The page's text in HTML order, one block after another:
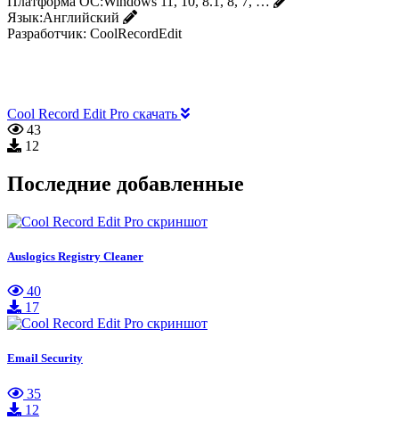
Язык:Английский
Разработчик: CoolRecordEdit
Cool Record Edit Pro скачать
43
12
Последние добавленные
Auslogics Registry Cleaner
40
17
Email Security
35
12